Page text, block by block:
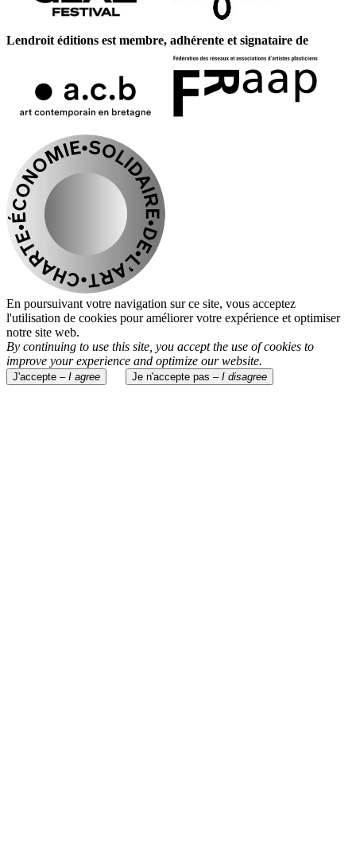
Lendroit éditions est membre, adhérente et signataire de
En poursuivant votre navigation sur ce site, vous acceptez
l'utilisation de cookies pour améliorer votre expérience et optimiser
notre site web.
By continuing to use this site, you accept the use of cookies to
improve your experience and optimize our website.
J'accepte – I agree Je n'accepte pas – I disagree